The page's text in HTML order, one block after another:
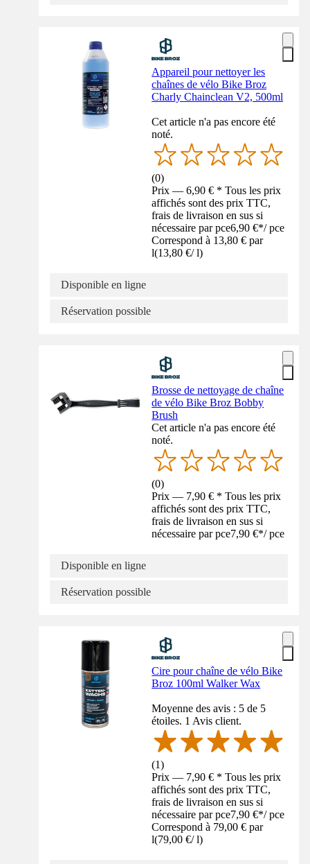
Appareil pour nettoyer les
chaînes de vélo Bike Broz
Charly Chainclean V2, 500ml
Cet article n'a pas encore été
noté.
(0)
Prix — 6,90 € * Tous les prix
affichés sont des prix TTC,
frais de livraison en sus si
nécessaire par pce6,90 €*/ pce
Correspond à 13,80 € par
l(13,80 €/ l)
Disponible en ligne
Réservation possible
Brosse de nettoyage de chaîne
de vélo Bike Broz Bobby
Brush
Cet article n'a pas encore été
noté.
(0)
Prix — 7,90 € * Tous les prix
affichés sont des prix TTC,
frais de livraison en sus si
nécessaire par pce7,90 €*/ pce
Disponible en ligne
Réservation possible
Cire pour chaîne de vélo Bike
Broz 100ml Walker Wax
Moyenne des avis : 5 de 5
étoiles. 1 Avis client.
(1)
Prix — 7,90 € * Tous les prix
affichés sont des prix TTC,
frais de livraison en sus si
nécessaire par pce7,90 €*/ pce
Correspond à 79,00 € par
l(79,00 €/ l)